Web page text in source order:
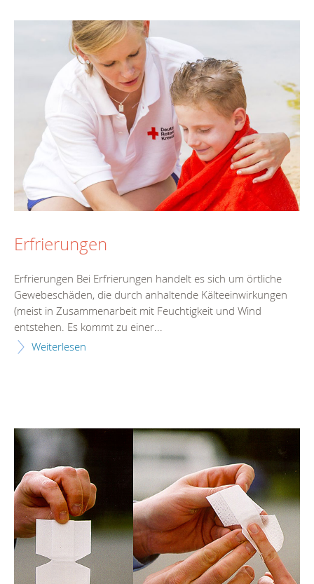
Erfrierungen
Erfrierungen Bei Erfrierungen handelt es sich um örtliche
Gewebeschäden, die durch anhaltende Kälteeinwirkungen
(meist in Zusammenarbeit mit Feuchtigkeit und Wind
entstehen. Es kommt zu einer...
Weiterlesen